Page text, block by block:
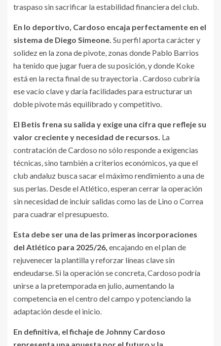
traspaso sin sacrificar la estabilidad financiera del club.
En lo deportivo, Cardoso encaja perfectamente en el
sistema de Diego Simeone. Su perfil aporta carácter y
solidez en la zona de pivote, zonas donde Pablo Barrios
ha tenido que jugar fuera de su posición, y donde Koke
está en la recta final de su trayectoria .Cardoso cubriría
ese vacío clave y daría facilidades para estructurar un
doble pivote más equilibrado y competitivo.
El Betis frena su salida y exige una cifra que refleje su
valor creciente y necesidad de recursos. La
contratación de Cardoso no sólo responde a exigencias
técnicas, sino también a criterios económicos, ya que el
club andaluz busca sacar el máximo rendimiento a una de
sus perlas. Desde el Atlético, esperan cerrar la operación
sin necesidad de incluir salidas como las de Lino o Correa
para cuadrar el presupuesto.
Esta debe ser una de las primeras incorporaciones
del Atlético para 2025/26, encajando en el plan de
rejuvenecer la plantilla y reforzar líneas clave sin
endeudarse. Si la operación se concreta, Cardoso podría
unirse a la pretemporada en julio, aumentando la
competencia en el centro del campo y potenciando la
adaptación desde el inicio.
En definitiva, el fichaje de Johnny Cardoso